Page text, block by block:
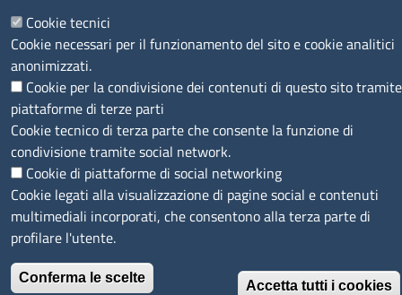
SEGUICI SU
MENÙ PRIVACY
Note legali Privacy e cookie policy Accesso riservato
© 2023 SNI Servizio Nuove Imprese
Cookie tecnici
Cookie necessari per il funzionamento del sito e cookie analitici
anonimizzati.
Cookie per la condivisione dei contenuti di questo sito tramite
piattaforme di terze parti
Cookie tecnico di terza parte che consente la funzione di
condivisione tramite social network.
Cookie di piattaforme di social networking
Cookie legati alla visualizzazione di pagine social e contenuti
multimediali incorporati, che consentono alla terza parte di
profilare l'utente.
Conferma le scelte
Accetta tutti i cookies